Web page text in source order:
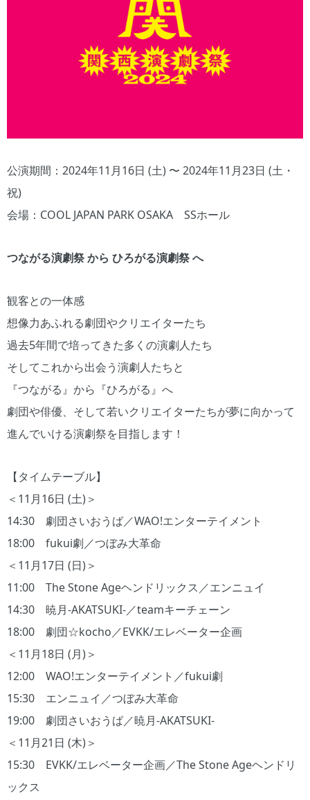
公演期間：2024年11月16日 (土) 〜 2024年11月23日 (土・
祝)
会場：COOL JAPAN PARK OSAKA SSホール
つながる演劇祭 から ひろがる演劇祭 へ
観客との一体感
想像力あふれる劇団やクリエイターたち
過去5年間で培ってきた多くの演劇人たち
そしてこれから出会う演劇人たちと
『つながる』から『ひろがる』へ
劇団や俳優、そして若いクリエイターたちが夢に向かって
進んでいける演劇祭を目指します！
【タイムテーブル】
＜11月16日 (土)＞
14:30 劇団さいおうば／WAO!エンターテイメント
18:00 fukui劇／つぼみ大革命
＜11月17日 (日)＞
11:00 The Stone Ageヘンドリックス／エンニュイ
14:30 暁月-AKATSUKI-／teamキーチェーン
18:00 劇団☆kocho／EVKK/エレベーター企画
＜11月18日 (月)＞
12:00 WAO!エンターテイメント／fukui劇
15:30 エンニュイ／つぼみ大革命
19:00 劇団さいおうば／暁月-AKATSUKI-
＜11月21日 (木)＞
15:30 EVKK/エレベーター企画／The Stone Ageヘンドリ
ックス